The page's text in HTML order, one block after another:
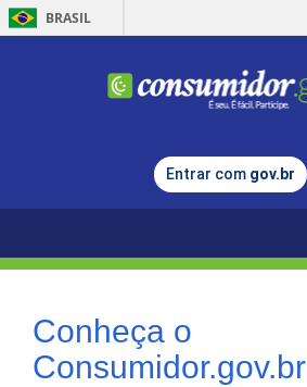
BRASIL
Entrar com gov.br
Conheça o
Consumidor.gov.br